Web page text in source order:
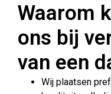
Waarom
ons bij
van een
Wij plaatsen